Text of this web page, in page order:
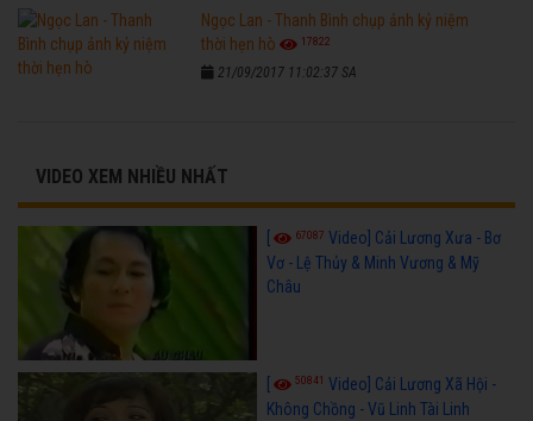
Ngọc Lan - Thanh Bình chụp ảnh kỷ niệm
thời hẹn hò
17822
21/09/2017 11:02:37 SA
VIDEO XEM NHIỀU NHẤT
67087 Video] Cải Lương Xưa - Bơ
Vơ - Lệ Thủy & Minh Vương & Mỹ
Châu
50841
Video] Cải Lương Xã Hội -
Không Chồng - Vũ Linh Tài Linh